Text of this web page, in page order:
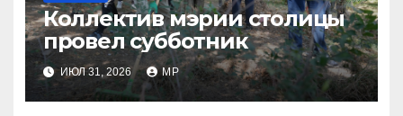
Коллектив мэрии столицы
провел субботник
ИЮЛ 31, 2026 MP